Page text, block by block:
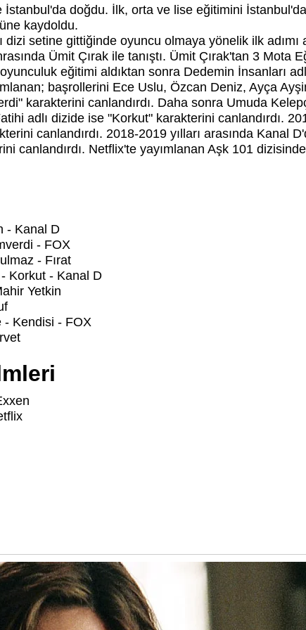
İstanbul'da doğdu. İlk, orta ve lise eğitimini
kaydoldu.
dizi setine gittiğinde oyuncu olmaya yönelik ilk adımı
Ümit Çırak ile tanıştı. Ümit Çırak'tan 3 Mota
eğitimi aldıktan sonra Dedemin İnsanları
başrollerini Ece Uslu, Özcan Deniz, Ayça
karakterini canlandırdı. Daha sonra Umuda
adlı dizide ise "Korkut" karakterini canlandırdı.
canlandırdı. 2018-2019 yılları arasında Kanal
canlandırdı. Netflix'te yayımlanan Aşk 101
- Kanal D
- FOX
- Fırat
Korkut - Kanal D
Yetkin
- Kendisi - FOX